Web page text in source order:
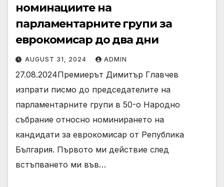
номинациите на
парламентарните групи за
еврокомисар до два дни
AUGUST 31, 2024 ADMIN
27.08.2024Премиерът Димитър Главчев
изпрати писмо до председателите на
парламентарните групи в 50-о Народно
събрание относно номинирането на
кандидати за еврокомисар от Република
България. Първото ми действие след
встъпването ми във…